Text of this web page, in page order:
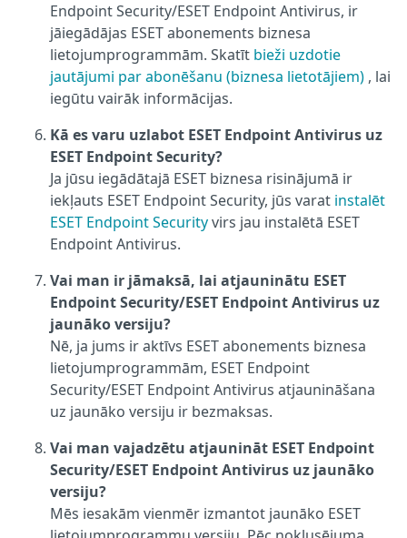
Endpoint Security/ESET Endpoint Antivirus, ir
jāiegādājas ESET abonements biznesa
lietojumprogrammām. Skatīt bieži uzdotie
jautājumi par abonēšanu (biznesa lietotājiem) , lai
iegūtu vairāk informācijas.
Kā es varu uzlabot ESET Endpoint Antivirus uz
ESET Endpoint Security?
Ja jūsu iegādātajā ESET biznesa risinājumā ir
iekļauts ESET Endpoint Security, jūs varat instalēt
ESET Endpoint Securityvirs jau instalētā ESET
Endpoint Antivirus.
Vai man ir jāmaksā, lai atjauninātu ESET
Endpoint Security/ESET Endpoint Antivirus uz
jaunāko versiju?
Nē, ja jums ir aktīvs ESET abonements biznesa
lietojumprogrammām, ESET Endpoint
Security/ESET Endpoint Antivirus atjaunināšana
uz jaunāko versiju ir bezmaksas.
Vai man vajadzētu atjaunināt ESET Endpoint
Security/ESET Endpoint Antivirus uz jaunāko
versiju?
Mēs iesakām vienmēr izmantot jaunāko ESET